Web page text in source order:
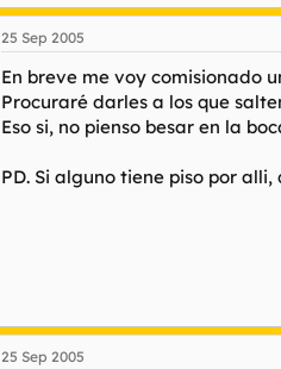
25 Sep 2005
En breve me voy comisionado
Procuraré darles a los que
Eso si, no pienso besar en la
PD. Si alguno tiene piso por
25 Sep 2005